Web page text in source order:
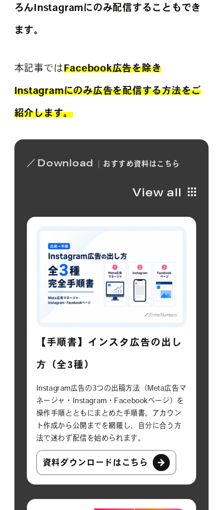
ろんInstagramにのみ配信することもでき
ます。
本記事ではFacebook広告を除き
Instagramにのみ広告を配信する方法をご
紹介します。
Download おすすめ資料は こちら
View all
【手順書】インスタ広告の出し
方（全3種）
Instagram広告の3つの出稿方法（Meta広告マ
ネージャ・Instagram・Facebookページ）を
操作手順とともにまとめた手順書。アカウン
ト作成から公開までを網羅し、自分に合う方
法で迷わず配信を始められます。
資料ダウンロードはこちら